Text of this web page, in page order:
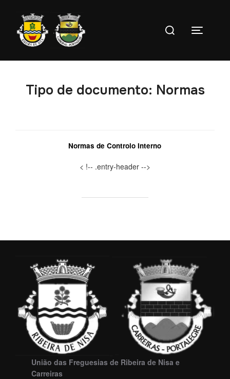
conteúdo
por:
Toggle
Tipo de documento: Normas
Normas de Controlo Interno
< !-- .entry-header -->
União das Freguesias de Ribeira de Nisa e
Carreiras